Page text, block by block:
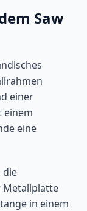
Saw
einer
einem
eine
die
Metallplatte
in einem